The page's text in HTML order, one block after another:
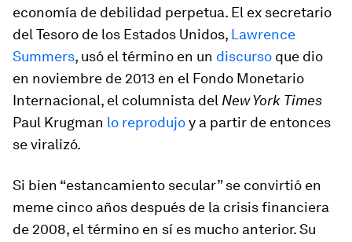
economía de debilidad perpetua. El ex secretario
del Tesoro de los Estados Unidos, Lawrence
Summers, usó el término en un discurso que dio
en noviembre de 2013 en el Fondo Monetario
Internacional, el columnista del New York Times
Paul Krugman lo reprodujoy a partir de entonces
se viralizó.
Si bien “estancamiento secular” se convirtió en
meme cinco años después de la crisis financiera
de 2008, el término en sí es mucho anterior. Su